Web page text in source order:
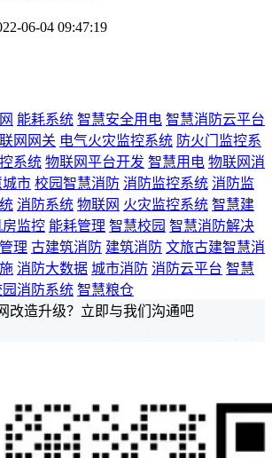
06-04 09:47:19
能耗系统 智慧安全用电 智慧消防云平台
网网关 电气火灾监控系统 防火门监控系
系统 物联网平台开发 智慧用电 物联网消
市 校园智慧消防 消防监控系统 消防监
消防系统 物联网 火灾监控系统 智慧建
监控 能耗管理 智慧校园 智慧消防解决
理 古建筑消防 建筑消防 文旅古建智慧消
消防大数据 城市消防 消防云平台 智慧
园消防系统 智慧粮仓
改造升级？立即与我们沟通吧